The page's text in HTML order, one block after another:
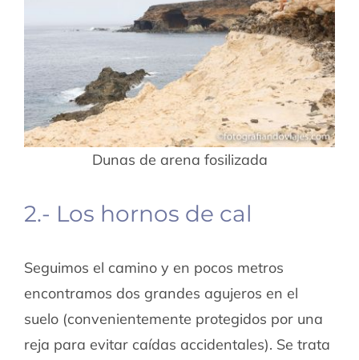
Dunas de arena fosilizada
2.- Los hornos de cal
Seguimos el camino y en pocos metros
encontramos dos grandes agujeros en el
suelo (convenientemente protegidos por una
reja para evitar caídas accidentales). Se trata